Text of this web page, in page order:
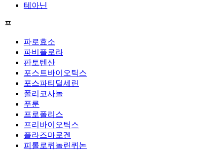
테아닌
ㅍ
파로효소
파비플로라
판토텐산
포스트바이오틱스
포스파티딜세린
폴리코사놀
푸룬
프로폴리스
프리바이오틱스
플라즈마로겐
피롤로퀴놀린퀴논